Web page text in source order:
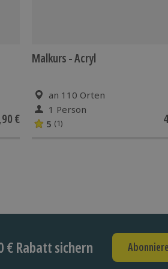
€
Malkurs - Acryl
an 110 Orten
1 Person
5 (1)
Rabatt sichern